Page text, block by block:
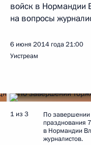
войск в Нормандии
на вопросы
6 июня 2014 года21:00
Уистреам
1 из 3
По завершении
празднования
в Нормандии
журналистов.